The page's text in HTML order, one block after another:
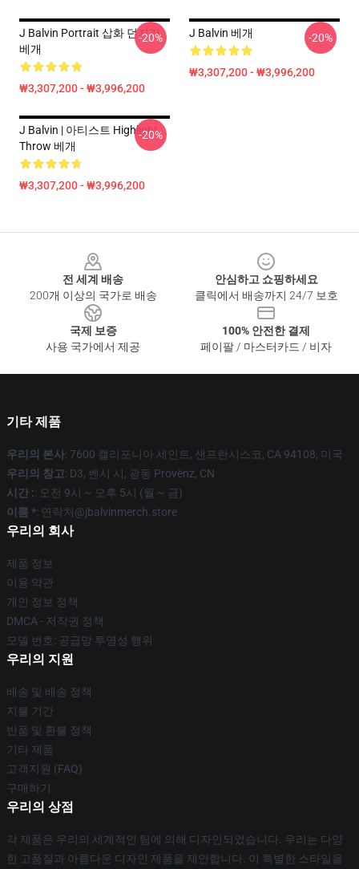
J Balvin Portrait 삽화 던지기
베개
₩3,307,200 - ₩3,996,200
-20% J Balvin 베개
₩3,307,200 - ₩3,996,200
-20%
J Balvin | 아티스트 Highlight
Throw 베개
₩3,307,200 - ₩3,996,200
-20%
전 세계 배송
200개 이상의 국가로 배송
안심하고 쇼핑하세요
클릭에서 배송까지 24/7 보호
국제 보증
사용 국가에서 제공
100% 안전한 결제
페이팔 / 마스터카드 / 비자
기타 제품
우리의 본사: 7600 캘리포니아 세인트, 샌프란시스코, CA 94108, 미국
우리의 창고: D3, 벤시 시, 광동 Provënz, CN
시간 :: 오전 9시 ~ 오후 5시 (월 ~ 금)
이름 *: 연락처@jbalvinmerch.store
우리의 회사
제품 정보
이용 약관
개인 정보 정책
DMCA - 저작권 정책
모델 번호: 공급망 투명성 행위
우리의 지원
배송 및 배송 정책
지불 기간
반품 및 환불 정책
기타 제품
고객지원 (FAQ)
구매하기
우리의 상점
각 제품은 우리의 세계적인 팀에 의해 디자인되었습니다. 우리는 다양
한 고품질과 아름다운 디자인 제품을 제안합니다. 이 특별한 스타일을